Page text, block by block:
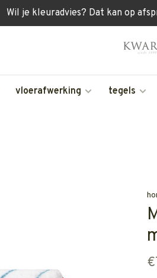
Wil je kleuradvies? Dat kan op
vloerafwerking tegels